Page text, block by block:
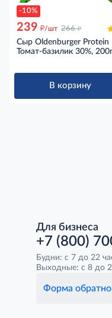
-10%
239 д/шт 266 д
Сыр Oldenburger Protein
Томат-базилик 30%,
В корзину
Для бизнеса
+7 (800)
Будни: с 7 до 22
Выходные: с 8 до
Форма